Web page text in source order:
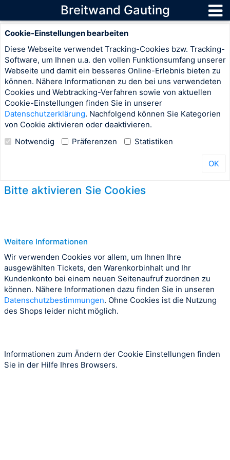
Breitwand Gauting
Cookie-Einstellungen bearbeiten
Diese Webseite verwendet Tracking-Cookies bzw. Tracking-
Software, um Ihnen u.a. den vollen Funktionsumfang unserer
Webseite und damit ein besseres Online-Erlebnis bieten zu
können. Nähere Informationen zu den bei uns verwendeten
Cookies und Webtracking-Verfahren sowie von aktuellen
Cookie-Einstellungen finden Sie in unserer
Datenschutzerklärung. Nachfolgend können Sie Kategorien
von Cookie aktivieren oder deaktivieren.
Notwendig
Präferenzen Statistiken
OK
Bitte aktivieren Sie Cookies
Weitere Informationen
Wir verwenden Cookies vor allem, um Ihnen Ihre
ausgewählten Tickets, den Warenkorbinhalt und Ihr
Kundenkonto bei einem neuen Seitenaufruf zuordnen zu
können. Nähere Informationen dazu finden Sie in unseren
Datenschutzbestimmungen. Ohne Cookies ist die Nutzung
des Shops leider nicht möglich.
Informationen zum Ändern der Cookie Einstellungen finden
Sie in der Hilfe Ihres Browsers.